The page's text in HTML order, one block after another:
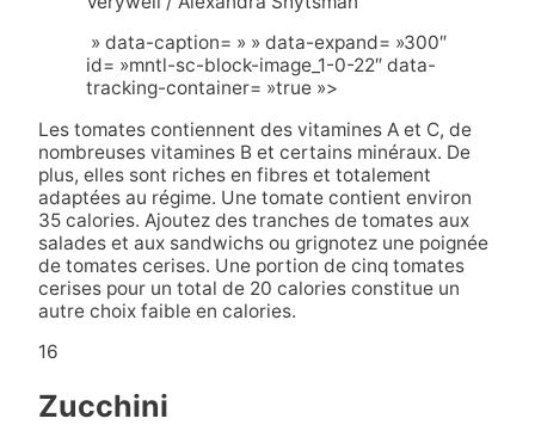
» data-caption= » » data-expand= »300″
id= »mntl-sc-block-image_1-0-22″ data-
tracking-container= »true »>
Les tomates contiennent des vitamines A et C, de
nombreuses vitamines B et certains minéraux. De
plus, elles sont riches en fibres et totalement
adaptées au régime. Une tomate contient environ
35 calories. Ajoutez des tranches de tomates aux
salades et aux sandwichs ou grignotez une poignée
de tomates cerises. Une portion de cinq tomates
cerises pour un total de 20 calories constitue un
autre choix faible en calories.
16
Zucchini